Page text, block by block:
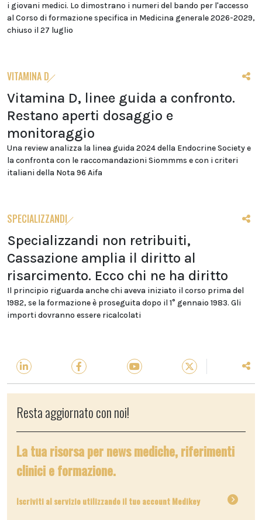
i giovani medici. Lo dimostrano i numeri del bando per l'accesso
al Corso di formazione specifica in Medicina generale 2026-2029,
chiuso il 27 luglio
VITAMINA D
Vitamina D, linee guida a confronto.
Restano aperti dosaggio e
monitoraggio
Una review analizza la linea guida 2024 della Endocrine Society e
la confronta con le raccomandazioni Siommms e con i criteri
italiani della Nota 96 Aifa
SPECIALIZZANDI
Specializzandi non retribuiti,
Cassazione amplia il diritto al
risarcimento. Ecco chi ne ha diritto
Il principio riguarda anche chi aveva iniziato il corso prima del
1982, se la formazione è proseguita dopo il 1° gennaio 1983. Gli
importi dovranno essere ricalcolati
Resta aggiornato con noi!
La tua risorsa per news mediche, riferimenti
clinici e formazione.
Iscriviti al servizio utilizzando il tuo account Medikey